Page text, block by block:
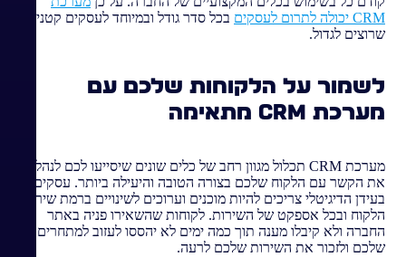
CRM יכולה לתרום לעסקים
בכל סדר גודל ובמיוחד לעסקים קטנים
שרוצים לגדול.
לשמור על הלקוחות שלכם עם
מערכת CRM מתאימה
מערכת CRM תכלול מגוון רחב של כלים שונים שיסייעו לכם לנהל
את הקשר עם הלקוח שלכם בצורה הטובה והיעילה ביותר. עסקים
בעידן הדיגיטלי צריכים להיות מוכנים וערוכים לשינויים ברמת שירות
הלקוח ובכל אספקט של השירות. לקוחות שהשאירו פניה באתר
החברה ולא קיבלו מענה תוך כמה ימים לא יהססו לעזוב למתחרים
שלכם ולזכור את השירות שלכם לרעה.